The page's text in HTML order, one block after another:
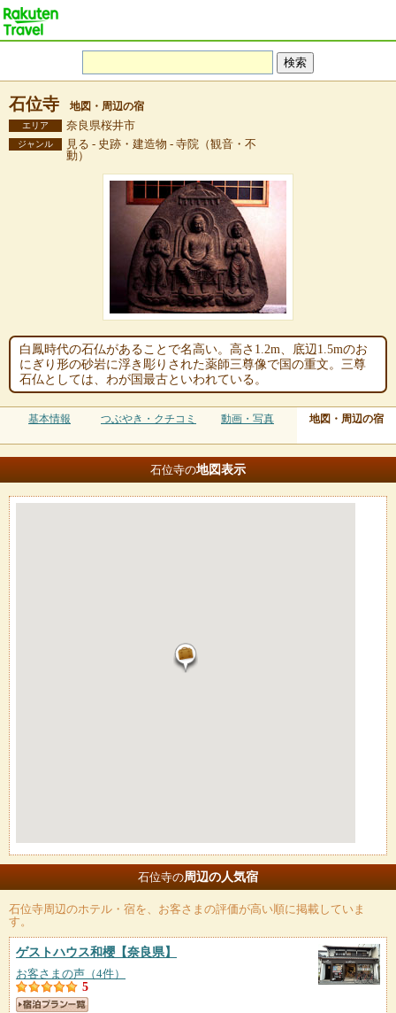
石位寺 地図・周辺の宿
エリア 奈良県桜井市
ジャンル
見る - 史跡・建造物 - 寺院（観音・不
動）
白鳳時代の石仏があることで名高い。高さ1.2m、底辺1.5mのお
にぎり形の砂岩に浮き彫りされた薬師三尊像で国の重文。三尊
石仏としては、わが国最古といわれている。
基本情報 つぶやき・クチコミ 動画・写真 地図・周辺の宿
石位寺の地図表示
石位寺の周辺の人気宿
石位寺周辺のホテル・宿を、お客さまの評価が高い順に掲載していま
す。
ゲストハウス和櫻 【奈良県】
お客さまの声（4件）
5